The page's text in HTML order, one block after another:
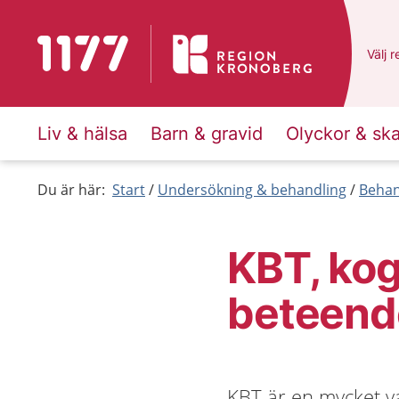
Till startsidan för 1177 Du
Välj
Liv & hälsa Barn & gravid Olyckor &
Du är här: Start Undersökning & behandling
KBT,